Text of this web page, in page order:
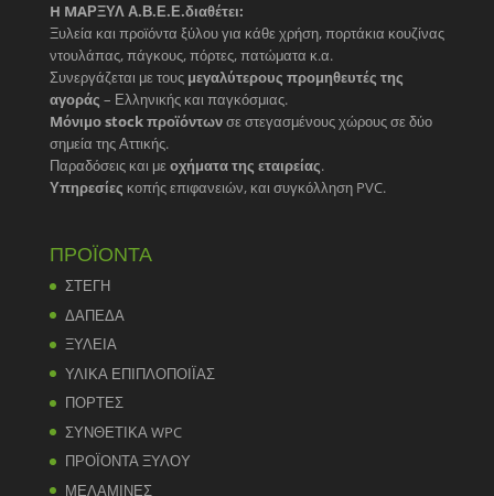
H MAΡΞΥΛ Α.Β.Ε.Ε.διαθέτει:
Ξυλεία και προϊόντα ξύλου για κάθε χρήση, πορτάκια κουζίνας
ντουλάπας, πάγκους, πόρτες, πατώματα κ.α.
Συνεργάζεται με τους μεγαλύτερους προμηθευτές της
αγοράς – Ελληνικής και παγκόσμιας.
Mόνιμο stock προϊόντωνσε στεγασμένους χώρους σε δύο
σημεία της Αττικής.
Παραδόσεις και μεοχήματα της εταιρείας.
Υπηρεσίες κοπής επιφανειών, και συγκόλληση PVC.
ΠΡΟΪΟΝΤΑ
ΣΤΕΓΗ
ΔΑΠΕΔΑ
ΞΥΛΕΙΑ
ΥΛΙΚΑ ΕΠΙΠΛΟΠΟΙΪΑΣ
ΠΟΡΤΕΣ
ΣΥΝΘΕΤΙΚΑ WPC
ΠΡΟΪΟΝΤΑ ΞΥΛΟΥ
ΜΕΛΑΜΙΝΕΣ